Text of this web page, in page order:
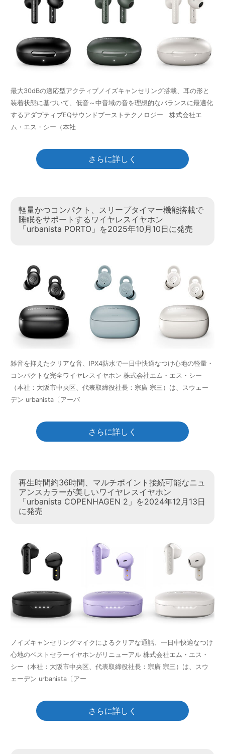
最大30dBの適応型アクティブノイズキャンセリング搭載、耳の形と
装着状態に基づいて、低音～中音域の音を理想的なバランスに最適化
するアダプティブEQサウンドブーストテクノロジー 株式会社エ
ム・エス・シー（本社
さらに詳しく
軽量かつコンパクト、スリープタイマー機能搭載で
睡眠をサポートするワイヤレスイヤホン
「urbanista PORTO」を2025年10月10日に発売
雑音を抑えたクリアな音、IPX4防水で一日中快適なつけ心地の軽量・
コンパクトな完全ワイヤレスイヤホン 株式会社エム・エス・シー
（本社：大阪市中央区、代表取締役社長：宗廣 宗三）は、スウェー
デン urbanista〔アーバ
さらに詳しく
再生時間約36時間、マルチポイント接続可能なニュ
アンスカラーが美しいワイヤレスイヤホン
「urbanista COPENHAGEN 2」を2024年12月13日
に発売
ノイズキャンセリングマイクによるクリアな通話、一日中快適なつけ
心地のベストセラーイヤホンがリニューアル 株式会社エム・エス・
シー（本社：大阪市中央区、代表取締役社長：宗廣 宗三）は、スウ
ェーデン urbanista〔アー
さらに詳しく